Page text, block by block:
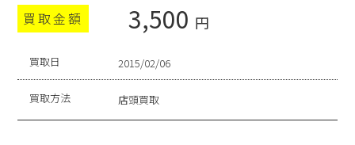
買取金額 3,500 円
買取日 2015/02/06
買取方法 店頭買取